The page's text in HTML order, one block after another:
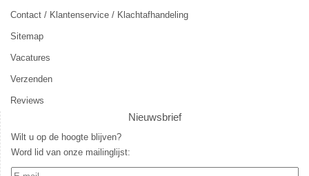
Contact / Klantenservice / Klachtafhandeling
Sitemap
Vacatures
Verzenden
Reviews
Nieuwsbrief
Wilt u op de hoogte blijven?
Word lid van onze mailinglijst: